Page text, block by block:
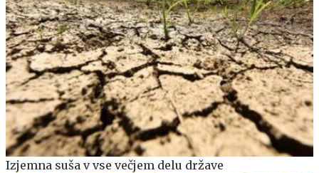
Izjemna suša v vse večjem delu države